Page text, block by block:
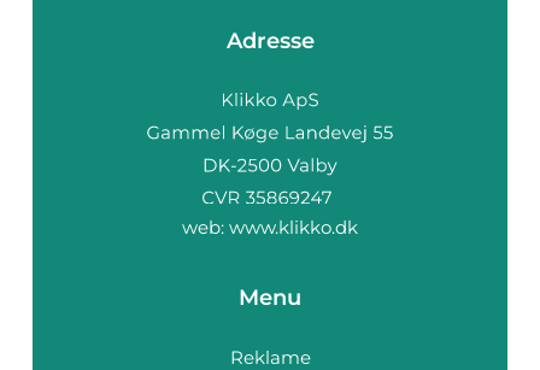
Adresse
web: www.klikko.dk
Menu
Reklame